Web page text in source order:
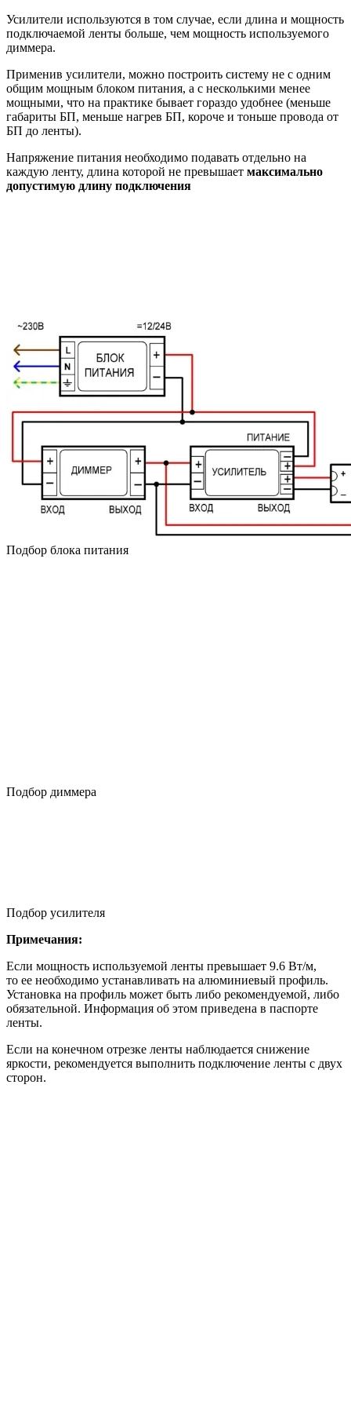
Усилители используются в том случае, если длина и мощность
подключаемой ленты больше, чем мощность используемого
диммера.
Применив усилители, можно построить систему не с одним
общим мощным блоком питания, а с несколькими менее
мощными, что на практике бывает гораздо удобнее (меньше
габариты БП, меньше нагрев БП, короче и тоньше провода от
БП до ленты).
Напряжение питания необходимо подавать отдельно на
каждую ленту, длина которой не превышает максимально
допустимую длину подключения
Подбор блока питания
Подбор диммера
Подбор усилителя
Примечания:
Если мощность используемой ленты превышает 9.6 Вт/м,
то ее необходимо устанавливать на алюминиевый профиль.
Установка на профиль может быть либо рекомендуемой, либо
обязательной. Информация об этом приведена в паспорте
ленты.
Если на конечном отрезке ленты наблюдается снижение
яркости, рекомендуется выполнить подключение ленты с двух
сторон.